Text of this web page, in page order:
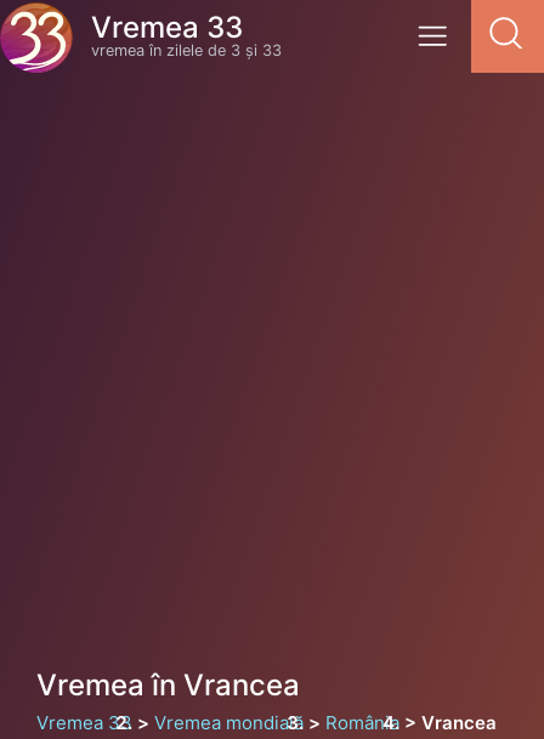
Vremea 33
vremea în zilele de 3 și 33
Vremea în Vrancea
Vremea 33 Vremea mondială România Vrancea